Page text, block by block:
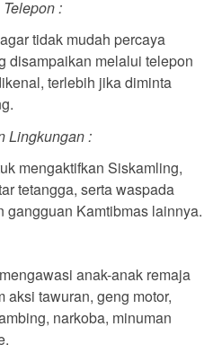
:
tidak mudah percaya
disampaikan melalui telepon
terlebih jika diminta
Lingkungan :
mengaktifkan Siskamling,
tetangga, serta waspada
gangguan Kamtibmas lainnya.
anak-anak remaja
aksi tawuran, geng motor,
narkoba, minuman